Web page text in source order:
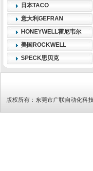
日本TACO
意大利GEFRAN
HONEYWELL霍尼韦尔
美国ROCKWELL
SPECK思贝克
版权所有： 东莞市广联自动化科